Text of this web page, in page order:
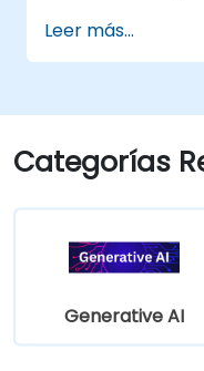
Mejorar su
a ideas y
Aplicar
redacción
Leer más...
Categorías
Generative AI